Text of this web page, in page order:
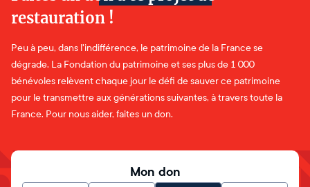
restauration !
Peu à peu, dans l'indifférence, le patrimoine de la France se
dégrade. La Fondation du patrimoine et ses plus de 1 000
bénévoles relèvent chaque jour le défi de sauver ce patrimoine
pour le transmettre aux générations suivantes, à travers toute la
France. Pour nous aider, faites un don.
Mon don